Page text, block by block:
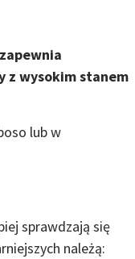
z wysokim stanem
lub w
sprawdzają się
należą: